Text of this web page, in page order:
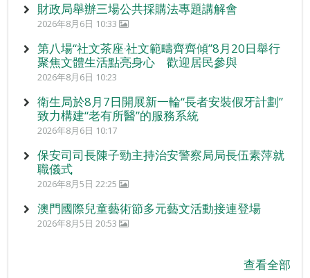
財政局舉辦三場公共採購法專題講解會
2026年8月6日 10:33
第八場“社文茶座‧社文範疇齊齊傾”8月20日舉行
聚焦文體生活點亮身心 歡迎居民參與
2026年8月6日 10:23
衛生局於8月7日開展新一輪“長者安裝假牙計劃”
致力構建“老有所醫”的服務系統
2026年8月6日 10:17
保安司司長陳子勁主持治安警察局局長伍素萍就
職儀式
2026年8月5日 22:25
澳門國際兒童藝術節多元藝文活動接連登場
2026年8月5日 20:53
查看全部